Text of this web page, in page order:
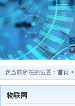
您当前所在的位置： 首页 >
物联网